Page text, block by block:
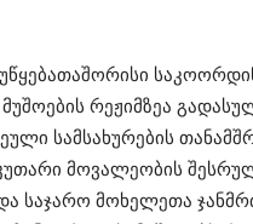
რეჟიმზეა
სამსახურების
მოვალეობის
საჯარო მოხელეთა